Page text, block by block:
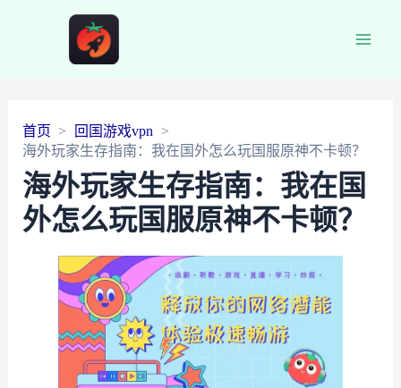
首页
回国游戏vpn
海外玩家生存指南：我在国外怎么玩国服原神不卡顿？
海外玩家生存指南：我在国
外怎么玩国服原神不卡顿？